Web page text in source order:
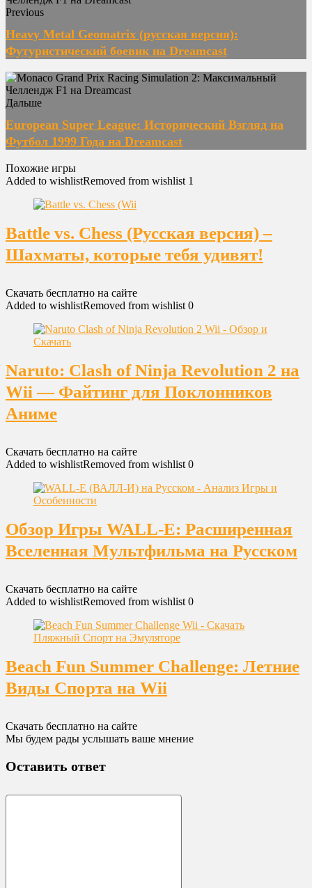
Previous
Heavy Metal Geomatrix (русская версия):
Футуристический боевик на Dreamcast
Дальше
European Super League: Исторический Взгляд на
Футбол 1999 Года на Dreamcast
Похожие игры
Added to wishlistRemoved from wishlist 1
Battle vs. Chess (Русская версия) –
Шахматы, которые тебя удивят!
Скачать бесплатно на сайте
Added to wishlistRemoved from wishlist 0
Naruto: Clash of Ninja Revolution 2 на
Wii — Файтинг для Поклонников
Аниме
Скачать бесплатно на сайте
Added to wishlistRemoved from wishlist 0
Обзор Игры WALL-E: Расширенная
Вселенная Мультфильма на Русском
Скачать бесплатно на сайте
Added to wishlistRemoved from wishlist 0
Beach Fun Summer Challenge: Летние
Виды Спорта на Wii
Скачать бесплатно на сайте
Мы будем рады услышать ваше мнение
Оставить ответ